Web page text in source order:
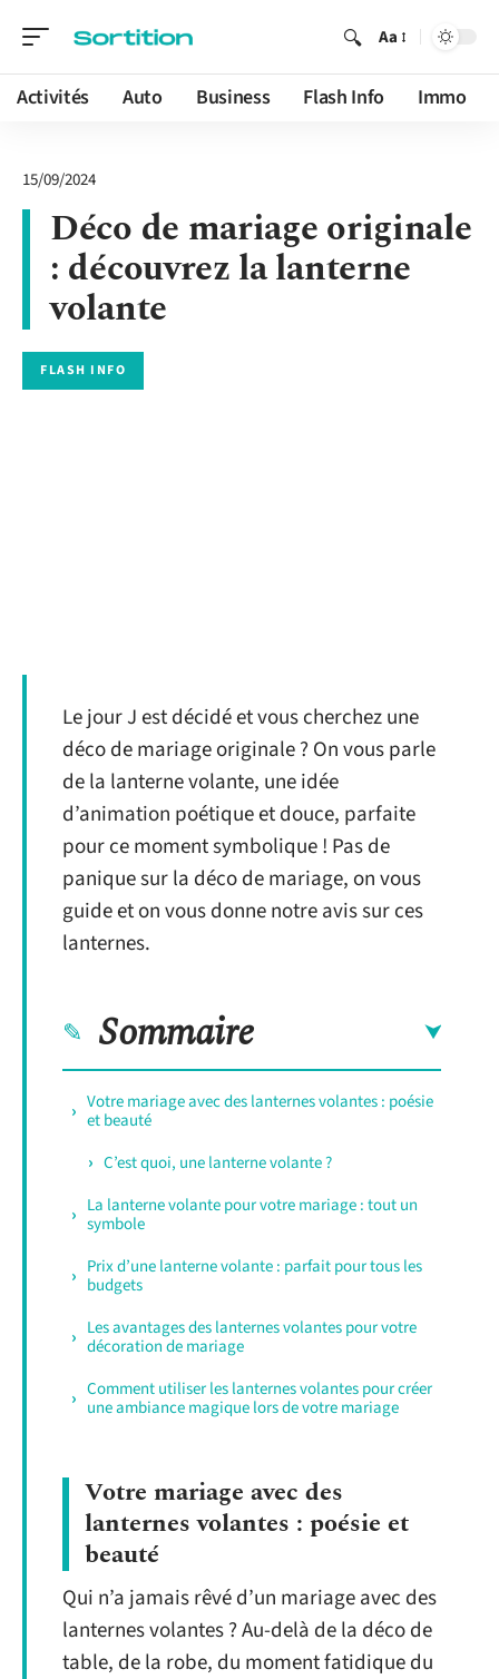
Aa
Activités Auto Business Flash Info Immo
15/09/2024
Déco de mariage originale
: découvrez la lanterne
volante
FLASH INFO
Le jour J est décidé et vous cherchez une
déco de mariage originale ? On vous parle
de la lanterne volante, une idée
d’animation poétique et douce, parfaite
pour ce moment symbolique ! Pas de
panique sur la déco de mariage, on vous
guide et on vous donne notre avis sur ces
lanternes.
Sommaire
Votre mariage avec des lanternes volantes : poésie
et beauté
C’est quoi, une lanterne volante ?
La lanterne volante pour votre mariage : tout un
symbole
Prix d’une lanterne volante : parfait pour tous les
budgets
Les avantages des lanternes volantes pour votre
décoration de mariage
Comment utiliser les lanternes volantes pour créer
une ambiance magique lors de votre mariage
Votre mariage avec des
lanternes volantes : poésie et
beauté
Qui n’a jamais rêvé d’un mariage avec des
lanternes volantes ? Au-delà de la déco de
table, de la robe, du moment fatidique du